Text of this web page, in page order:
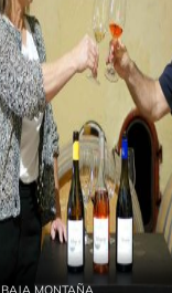
BAJA MONTAÑA